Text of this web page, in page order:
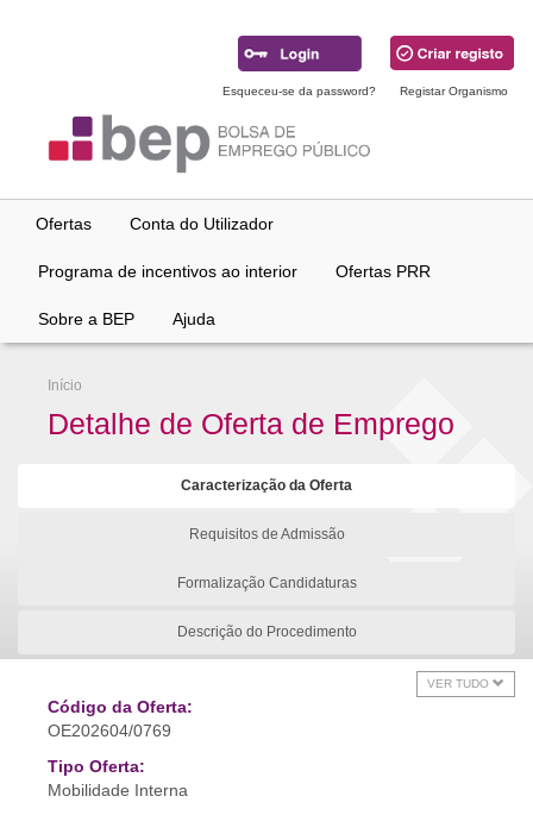
Esqueceu-se da password? Registar Organismo
Ofertas Conta do Utilizador
Programa de incentivos ao interior Ofertas PRR
Sobre a BEP Ajuda
Início
Detalhe de Oferta de Emprego
Caracterização da Oferta
Requisitos de Admissão
Formalização Candidaturas
Descrição do Procedimento
VER TUDO
Código da Oferta:
OE202604/0769
Tipo Oferta:
Mobilidade Interna